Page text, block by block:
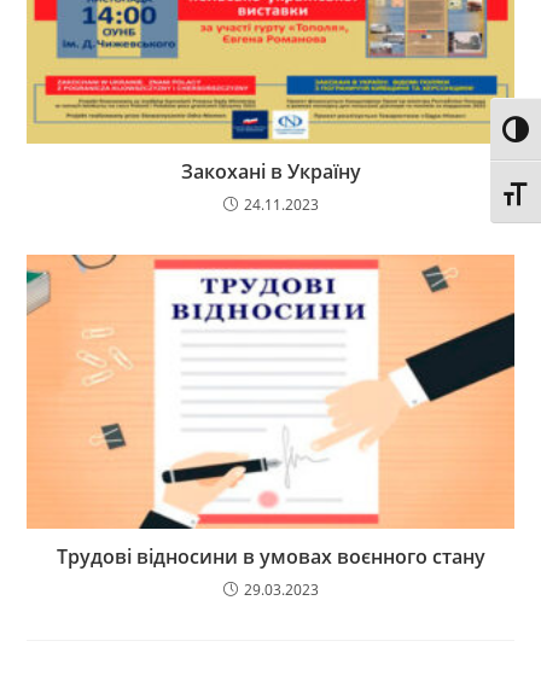
Закохані в Україну
24.11.2023
Трудові відносини в умовах воєнного стану
29.03.2023